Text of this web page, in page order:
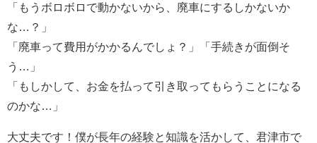
「もうボロボロで動かないから、廃車にするしかないか
な…？」
「廃車って費用がかかるんでしょ？」「手続きが面倒そ
う…」
「もしかして、お金を払って引き取ってもらうことになる
のかな…」
大丈夫です！僕が長年の経験と知識を活かして、君津市で